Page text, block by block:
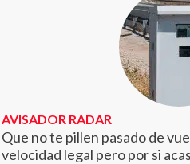
AVISADOR RADAR
Que no te pillen pasado de
velocidad legal pero por si